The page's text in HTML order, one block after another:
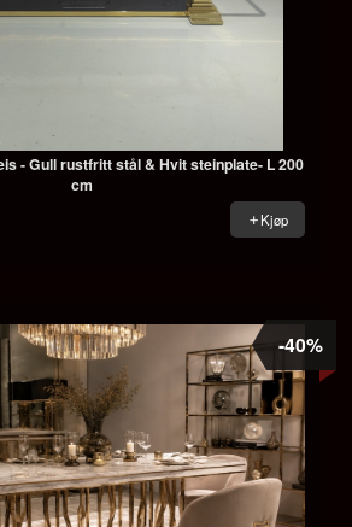
- Gull rustfritt stål & Hvit steinplate- L 200
cm
Kjøp
-40%